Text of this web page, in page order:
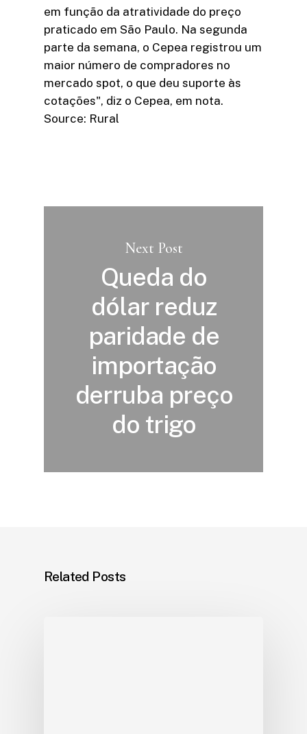
em função da atratividade do preço
praticado em São Paulo. Na segunda
parte da semana, o Cepea registrou um
maior número de compradores no
mercado spot, o que deu suporte às
cotações", diz o Cepea, em nota.
Source: Rural
Next Post
Queda do
dólar reduz
paridade de
importação
derruba preço
do trigo
Related Posts